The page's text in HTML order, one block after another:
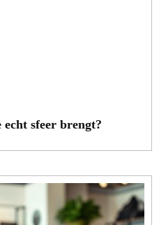
sfeer brengt?